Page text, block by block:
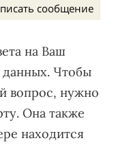
сообщение
на Ваш
данных. Чтобы
вопрос, нужно
Она также
находится